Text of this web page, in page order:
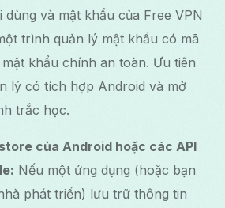
dùng và mật khẩu của Free VPN
trình quản lý mật khẩu có mã
khẩu chính an toàn. Ưu tiên
lý có tích hợp Android và mở
trắc học.
của Android hoặc các API
Nếu một ứng dụng (hoặc bạn
phát triển) lưu trữ thông tin